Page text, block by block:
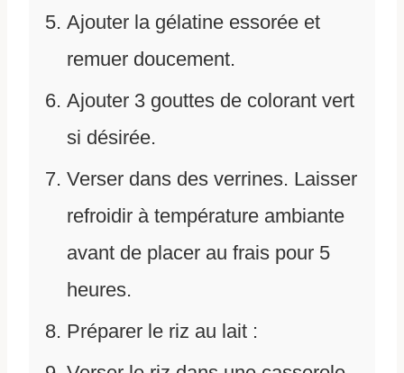
Ajouter la gélatine essorée et
remuer doucement.
Ajouter 3 gouttes de colorant vert
si désirée.
Verser dans des verrines. Laisser
refroidir à température ambiante
avant de placer au frais pour 5
heures.
Préparer le riz au lait :